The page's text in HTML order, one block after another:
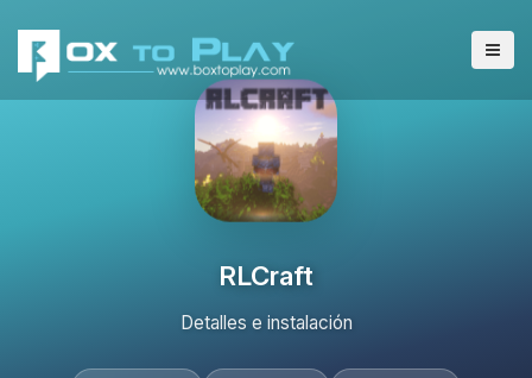
RLCraft
Detalles e instalación